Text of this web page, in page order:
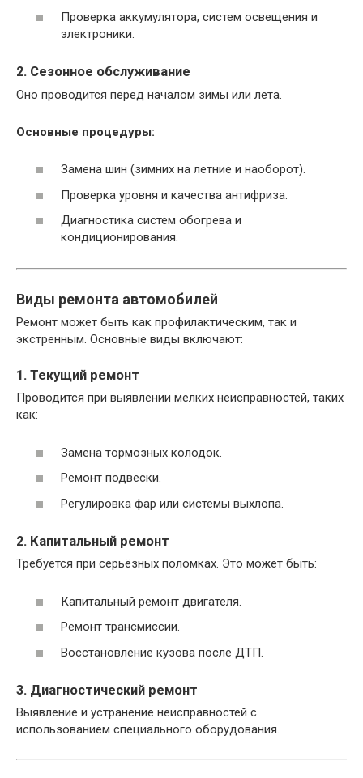
Проверка аккумулятора, систем освещения и
электроники.
2. Сезонное обслуживание
Оно проводится перед началом зимы или лета.
Основные процедуры:
Замена шин (зимних на летние и наоборот).
Проверка уровня и качества антифриза.
Диагностика систем обогрева и
кондиционирования.
Виды ремонта автомобилей
Ремонт может быть как профилактическим, так и
экстренным. Основные виды включают:
1. Текущий ремонт
Проводится при выявлении мелких неисправностей, таких
как:
Замена тормозных колодок.
Ремонт подвески.
Регулировка фар или системы выхлопа.
2. Капитальный ремонт
Требуется при серьёзных поломках. Это может быть:
Капитальный ремонт двигателя.
Ремонт трансмиссии.
Восстановление кузова после ДТП.
3. Диагностический ремонт
Выявление и устранение неисправностей с
использованием специального оборудования.